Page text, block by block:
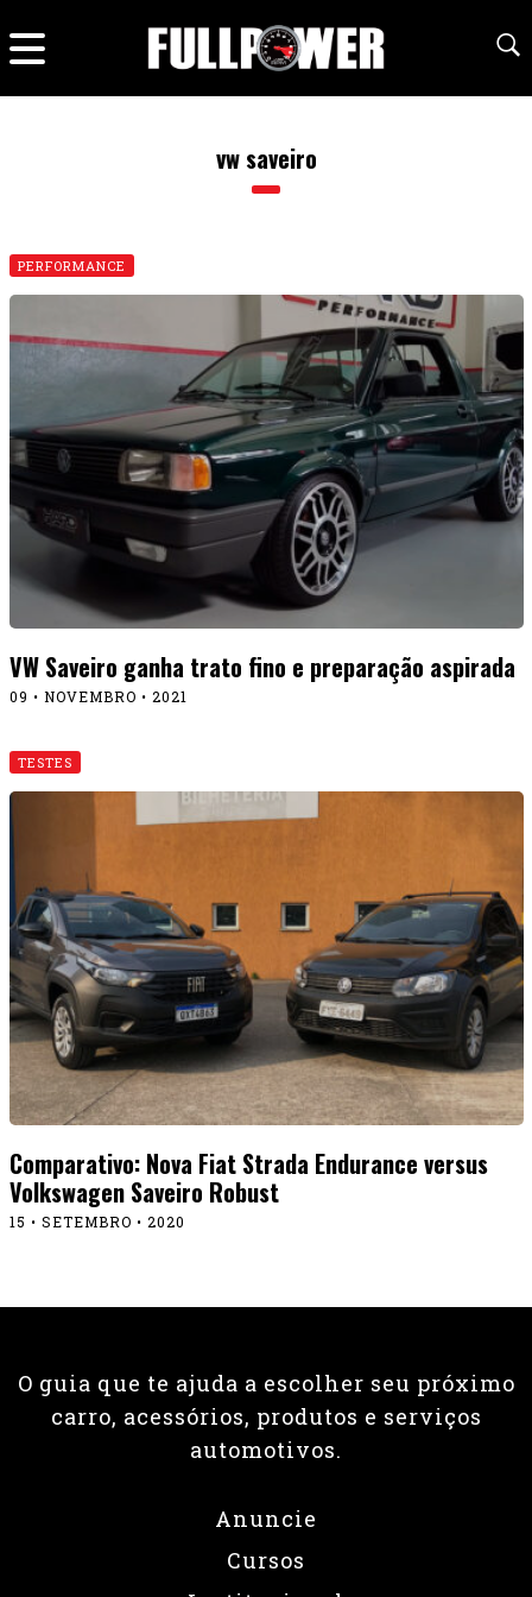
vw saveiro
PERFORMANCE
VW Saveiro ganha trato fino e preparação aspirada
09 • NOVEMBRO • 2021
TESTES
Comparativo: Nova Fiat Strada Endurance versus
Volkswagen Saveiro Robust
15 • SETEMBRO • 2020
O guia que te ajuda a escolher seu próximo
carro, acessórios, produtos e serviços
automotivos.
Anuncie
Cursos